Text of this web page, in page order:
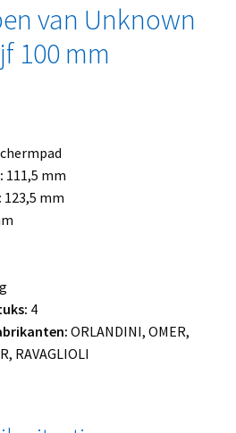
van Unknown
100 mm
111,5 mm
123,5 mm
4
ORLANDINI, OMER,
RAVAGLIOLI